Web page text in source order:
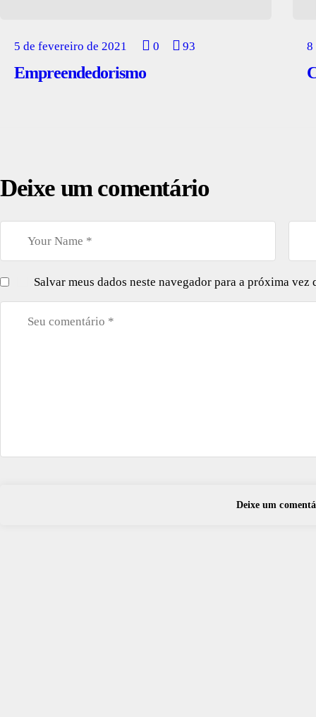
5 de fevereiro de 2021 0 93
Empreendedorismo
8
Deixe um comentário
Salvar meus dados neste navegador para a próxima vez